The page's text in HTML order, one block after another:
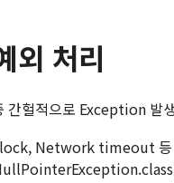
외 처리
간헐적으로 Exception 발
Network timeout 등